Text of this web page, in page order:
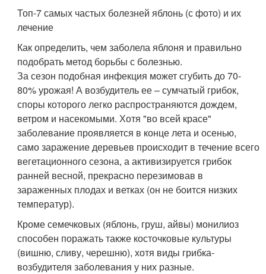
Топ-7 самых частых болезней яблонь (с фото) и их
лечение
Как определить, чем заболела яблоня и правильно
подобрать метод борьбы с болезнью.
За сезон подобная инфекция может сгубить до 70-
80% урожая! А возбудитель ее – сумчатый грибок,
споры которого легко распространяются дождем,
ветром и насекомыми. Хотя "во всей красе"
заболевание проявляется в конце лета и осенью,
само заражение деревьев происходит в течение всего
вегетационного сезона, а активизируется грибок
ранней весной, прекрасно перезимовав в
зараженных плодах и ветках (он не боится низких
температур).
Кроме семечковых (яблонь, груш, айвы) монилиоз
способен поражать также косточковые культуры
(вишню, сливу, черешню), хотя виды грибка-
возбудителя заболевания у них разные.